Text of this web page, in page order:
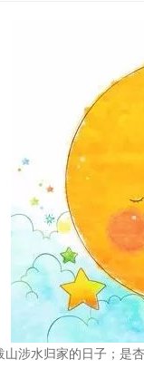
涉水归家的日子；是